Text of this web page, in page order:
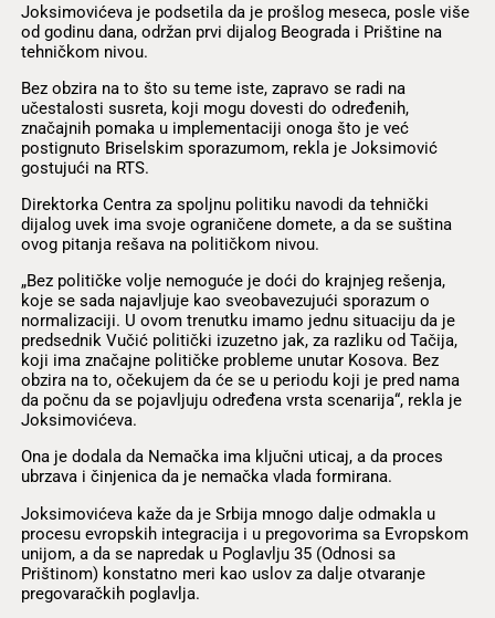
Joksimovićeva je podsetila da je prošlog meseca, posle više
od godinu dana, održan prvi dijalog Beograda i Prištine na
tehničkom nivou.
Bez obzira na to što su teme iste, zapravo se radi na
učestalosti susreta, koji mogu dovesti do određenih,
značajnih pomaka u implementaciji onoga što je već
postignuto Briselskim sporazumom, rekla je Joksimović
gostujući na RTS.
Direktorka Centra za spoljnu politiku navodi da tehnički
dijalog uvek ima svoje ograničene domete, a da se suština
ovog pitanja rešava na političkom nivou.
„Bez političke volje nemoguće je doći do krajnjeg rešenja,
koje se sada najavljuje kao sveobavezujući sporazum o
normalizaciji. U ovom trenutku imamo jednu situaciju da je
predsednik Vučić politički izuzetno jak, za razliku od Tačija,
koji ima značajne političke probleme unutar Kosova. Bez
obzira na to, očekujem da će se u periodu koji je pred nama
da počnu da se pojavljuju određena vrsta scenarija“, rekla je
Joksimovićeva.
Ona je dodala da Nemačka ima ključni uticaj, a da proces
ubrzava i činjenica da je nemačka vlada formirana.
Joksimovićeva kaže da je Srbija mnogo dalje odmakla u
procesu evropskih integracija i u pregovorima sa Evropskom
unijom, a da se napredak u Poglavlju 35 (Odnosi sa
Prištinom) konstatno meri kao uslov za dalje otvaranje
pregovaračkih poglavlja.